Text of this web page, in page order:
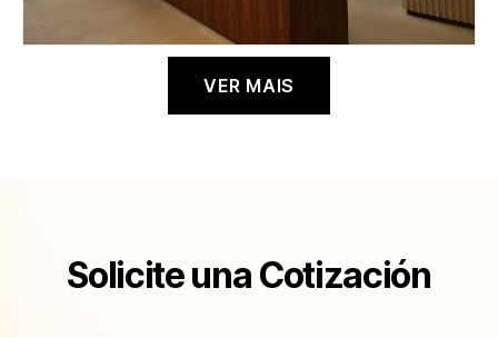
VER MAIS
Solicite una Cotización